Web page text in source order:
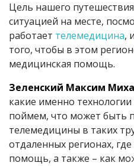
Цель нашего
ситуацией на месте,
работает телемедицина,
того, чтобы в этом
медицинская помощь.
Зеленский Максим
какие именно
поймем, что может быть
телемедицины в таких
отдаленных регионах,
помощь, а также – как